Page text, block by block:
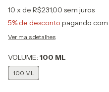
10 x de R$231,00 sem juros
5% de desconto pagando com
Ver mais detalhes
VOLUME: 100 ML
100 ML